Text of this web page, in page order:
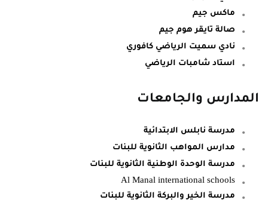
ماكس جيم
صالة تايقر هوم جيم
نادي سميت الرياضي كافوري
استاد شامبات الرياضي
المدارس والجامعات
مدرسة نابلس الابتدائية
مدارس المواهب الثانوية للبنات
مدرسة الوحدة الوطنية الثانوية للبنات
Al Manal international schools
مدرسة الخير والبركة الثانوية للبنات